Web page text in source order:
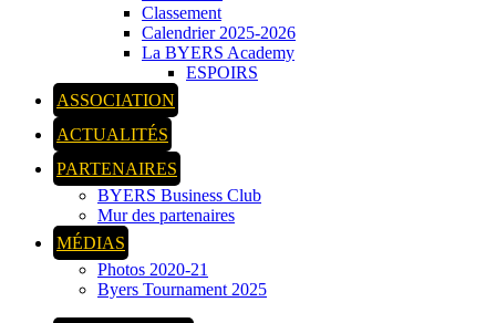
Classement
Calendrier 2025-2026
La BYERS Academy
ESPOIRS
ASSOCIATION
ACTUALITÉS
PARTENAIRES
BYERS Business Club
Mur des partenaires
MÉDIAS
Photos 2020-21
Byers Tournament 2025